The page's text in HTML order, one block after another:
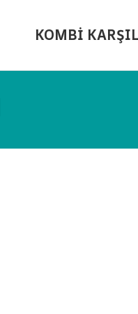
KOMBİ